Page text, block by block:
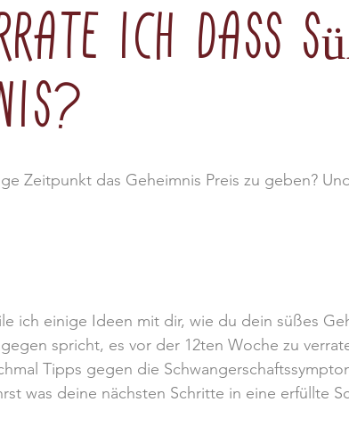
ich dass
Zeitpunkt das Geheimnis Preis zu geben?
ich einige Ideen mit dir, wie du dein süßes
spricht, es vor der 12ten Woche zu
Tipps gegen die
was deine nächsten Schritte in eine erfüllte